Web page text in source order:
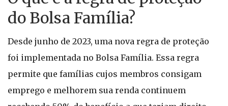
do Bolsa Família?
Desde junho de 2023, uma nova regra de proteção
foi implementada no Bolsa Família. Essa regra
permite que famílias cujos membros consigam
emprego e melhorem sua renda continuem